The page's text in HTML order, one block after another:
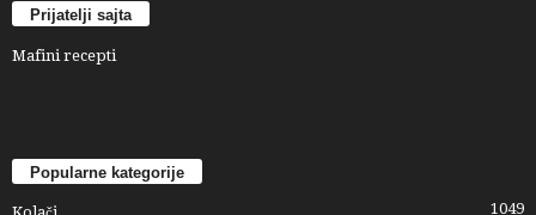
Prijatelji sajta
Mafini recepti
Popularne kategorije
1049